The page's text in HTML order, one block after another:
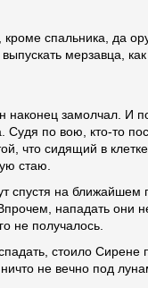
кроме спальника, да
мерзавца,
замолчал. И
Судя по вою, кто-то
что сидящий в
стаю.
спустя на ближайшем
нападать они
не получалось.
стоило Сирене
не вечно под